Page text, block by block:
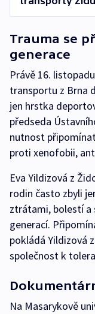
Trauma se
generace
Právě 16.
transportu z Brna
jen hrstka
předseda
nutnost
proti xenofobii,
Eva Yildizová z
rodin často zbyli
ztrátami, bolestí a
generací.
pokládá Yildizová
společnost k
Na Masarykově